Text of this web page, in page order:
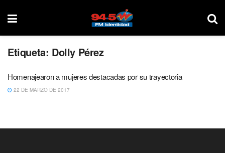
Etiqueta: Dolly Pérez
Homenajearon a mujeres destacadas por su trayectoria
22 DE MARZO DE 2017